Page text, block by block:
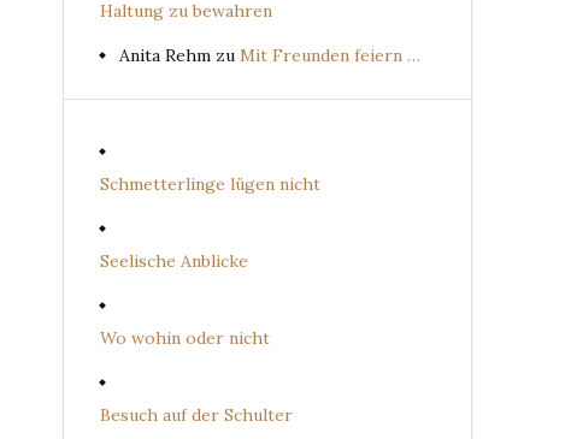
Haltung zu bewahren
Anita Rehm zu Mit Freunden feiern …
Schmetterlinge lügen nicht
Seelische Anblicke
Wo wohin oder nicht
Besuch auf der Schulter